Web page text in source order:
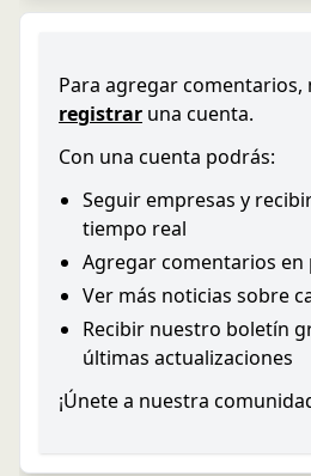
Para agregar comentarios,
registrar una cuenta.
Con una cuenta podrás:
Seguir empresas y
tiempo real
Agregar comentarios en
Ver más noticias sobre
Recibir nuestro boletín
últimas actualizaciones
¡Únete a nuestra